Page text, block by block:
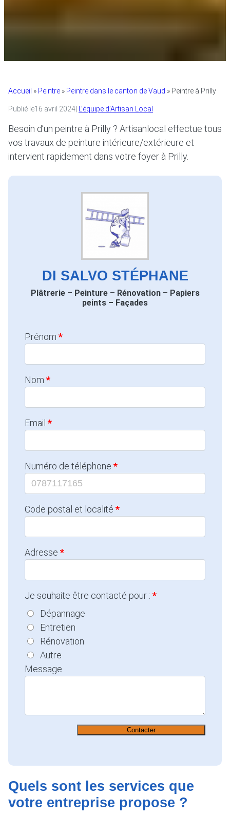
Accueil » Peintre » Peintre dans le canton de Vaud » Peintre à Prilly
Publié le16 avril 2024 L’équipe d’Artisan Local
Besoin d’un peintre à Prilly ? Artisanlocal effectue tous
vos travaux de peinture intérieure/extérieure et
intervient rapidement dans votre foyer à Prilly.
DI SALVO STÉPHANE
Plâtrerie – Peinture – Rénovation – Papiers
peints – Façades
Prénom
Nom
Email
Numéro de téléphone
Code postal et localité
Adresse
Je souhaite être contacté pour :
Dépannage
Entretien
Rénovation
Autre
Message
Contacter
Quels sont les services que
votre entreprise propose ?